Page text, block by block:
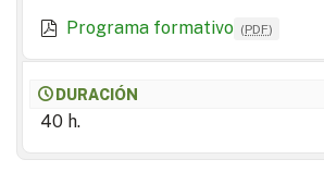
Programa formativo (PDF)
DURACIÓN
40 h.